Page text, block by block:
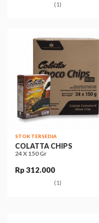
(1)
STOK TERSEDIA
COLATTA CHIPS
24 X 150 Gr
Rp 312.000
(1)